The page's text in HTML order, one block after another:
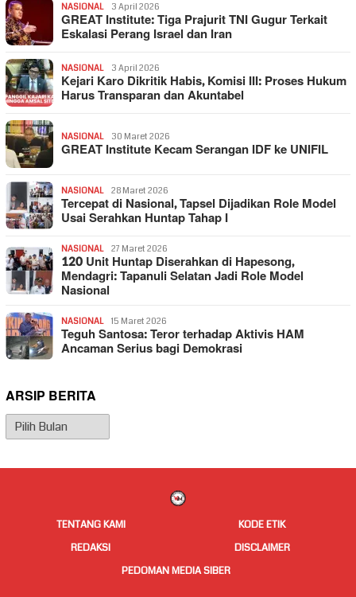
NASIONAL 3 April 2026
GREAT Institute: Tiga Prajurit TNI Gugur Terkait
Eskalasi Perang Israel dan Iran
NASIONAL 3 April 2026
Kejari Karo Dikritik Habis, Komisi III: Proses Hukum
Harus Transparan dan Akuntabel
NASIONAL 30 Maret 2026
GREAT Institute Kecam Serangan IDF ke UNIFIL
NASIONAL 28 Maret 2026
Tercepat di Nasional, Tapsel Dijadikan Role Model
Usai Serahkan Huntap Tahap I
NASIONAL 27 Maret 2026
120 Unit Huntap Diserahkan di Hapesong,
Mendagri: Tapanuli Selatan Jadi Role Model
Nasional
NASIONAL 15 Maret 2026
Teguh Santosa: Teror terhadap Aktivis HAM
Ancaman Serius bagi Demokrasi
ARSIP BERITA
Arsip
Berita
TENTANG KAMI
KODE ETIK
REDAKSI
DISCLAIMER
PEDOMAN MEDIA SIBER